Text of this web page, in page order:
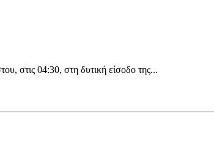
στις 04:30, στη δυτική είσοδο της...